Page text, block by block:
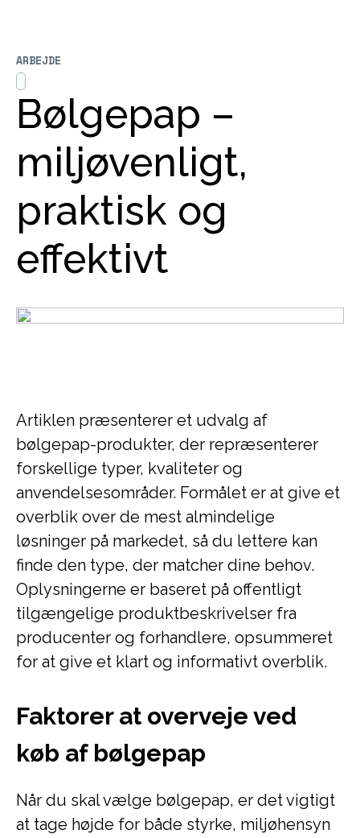
Bølgepap –
miljøvenligt,
praktisk og
effektivt
ARBEJDE
Artiklen præsenterer et udvalg af
bølgepap-produkter, der repræsenterer
forskellige typer, kvaliteter og
anvendelsesområder. Formålet er at give et
overblik over de mest almindelige
løsninger på markedet, så du lettere kan
finde den type, der matcher dine behov.
Oplysningerne er baseret på offentligt
tilgængelige produktbeskrivelser fra
producenter og forhandlere, opsummeret
for at give et klart og informativt overblik.
Faktorer at overveje ved
køb af bølgepap
Når du skal vælge bølgepap, er det vigtigt
at tage højde for både styrke, miljøhensyn